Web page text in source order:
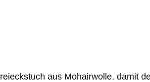
aus Mohairwolle, damit